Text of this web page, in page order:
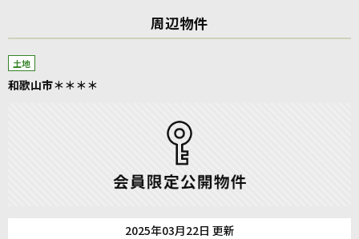
周辺物件
土地
和歌山市＊＊＊＊
2025年03月22日 更新